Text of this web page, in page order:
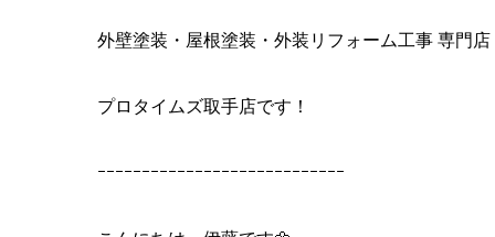
外壁塗装・屋根塗装・外装リフォーム工事 専門店
プロタイムズ取手店です！
ｰｰｰｰｰｰｰｰｰｰｰｰｰｰｰｰｰｰｰｰｰｰｰｰｰｰｰｰ